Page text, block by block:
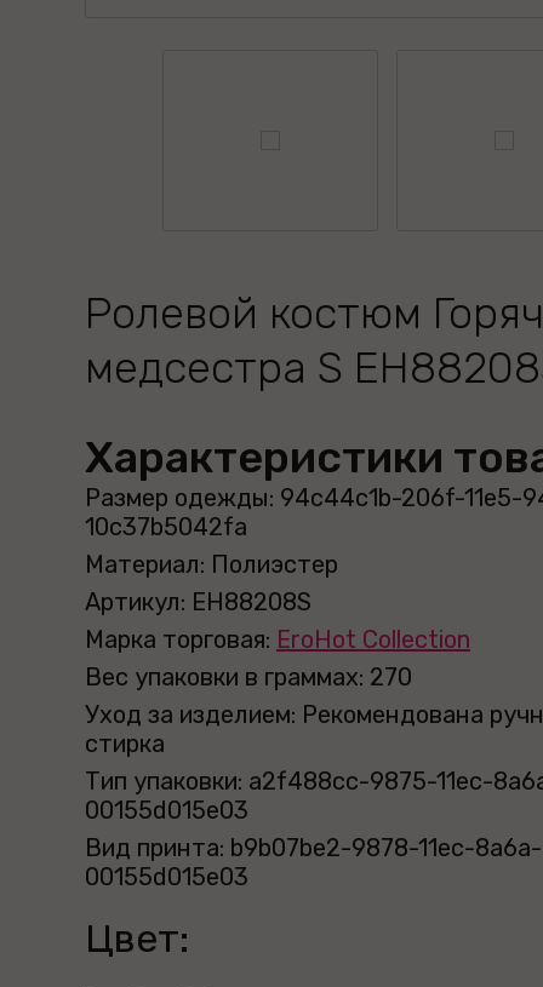
Ролевой костюм
медсестра S
Характеристики
Размер одежды: 94c44c1b-206f-11e5-
10c37b5042fa
Материал: Полиэстер
Артикул: EH88208S
Марка торговая: EroHot Collection
Вес упаковки в граммах: 270
Уход за изделием: Рекомендована
стирка
Тип упаковки: a2f488cc-9875-11ec-
00155d015e03
Вид принта: b9b07be2-9878-11ec-8a6a-
00155d015e03
Цвет: